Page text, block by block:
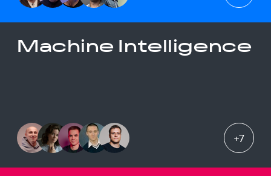
Machine Intelligence
+7